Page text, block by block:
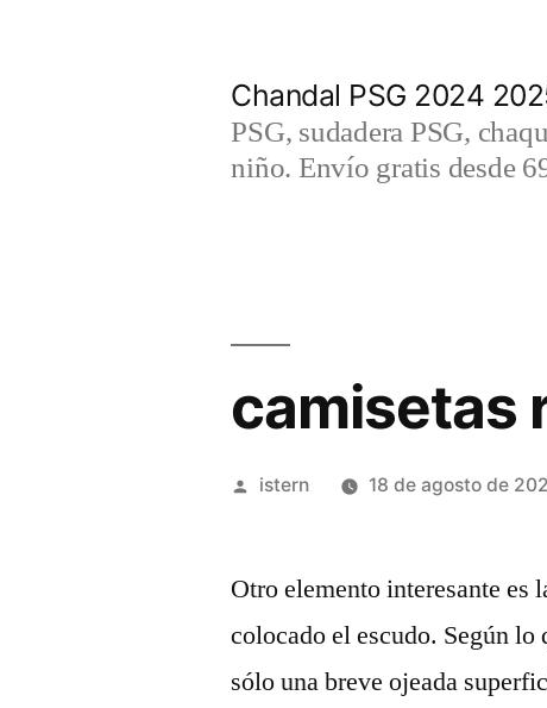
Chandal PSG 2024
PSG, sudadera PSG,
niño. Envío gratis desde
camisetas
Publicado
istern 18 de agosto de
Otro elemento interesante es
colocado el escudo. Según
sólo una breve ojeada